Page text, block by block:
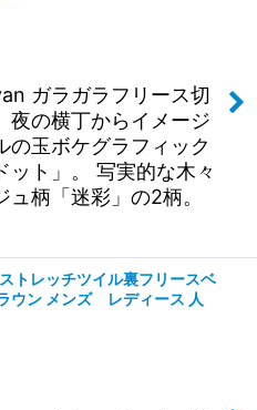
ガラガラフリース切
夜の横丁からイメージ
の玉ボケグラフィック
ット」。 写実的な木々
柄「迷彩」の2柄。
トレッチツイル裏フリースベ
ウン メンズ レディース 人